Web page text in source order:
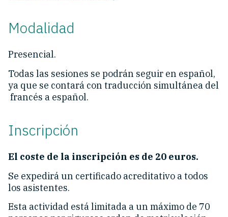
Modalidad
Presencial.
Todas las sesiones se podrán seguir en español,
ya que se contará con traducción simultánea del
francés a español.
Inscripción
El coste de la inscripción es de 20 euros.
Se expedirá un certificado acreditativo a todos
los asistentes.
Esta actividad está limitada a un máximo de 70